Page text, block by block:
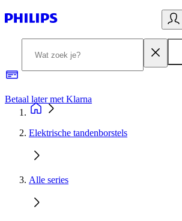
Betaal later met Klarna
Elektrische tandenborstels
Alle series